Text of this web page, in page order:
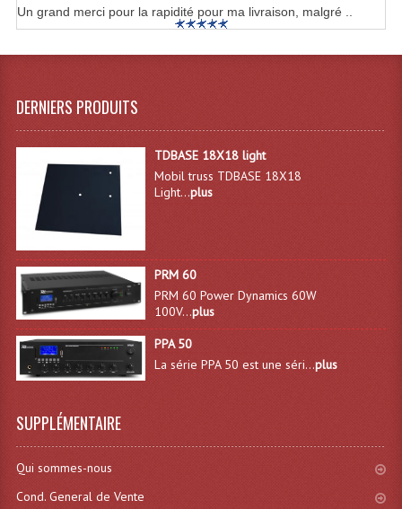
Effets LASERS
Lasers (Effets Volumetriques)
Effets Lumineux À Leds
Effets Lumineux, Centre De Piste
Effets Lumineux, Effets Disco
Electronique Commande Light
Chenillards Modulateurs
Un grand merci pour la rapidité pour ma livraison, malgré ..
DERNIERS PRODUITS
TDBASE 18X18 light
Mobil truss TDBASE 18X18
Light...plus
PRM 60
PRM 60 Power Dynamics 60W
100V...plus
PPA 50
La série PPA 50 est une séri...plus
SUPPLÉMENTAIRE
Qui sommes-nous
Cond. General de Vente